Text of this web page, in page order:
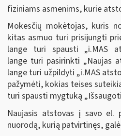
fiziniams asmenims, kurie
Mokesčių mokėtojas, kuris
kitas asmuo turi prisijungti
lange turi spausti „i.MAS
lange turi pasirinkti „Naujas
lange turi užpildyti „i.MAS
pažymėti, kokias teises
turi spausti mygtuką „Išsaugoti
Naujasis atstovas į savo el.
nuorodą, kurią patvirtinęs,